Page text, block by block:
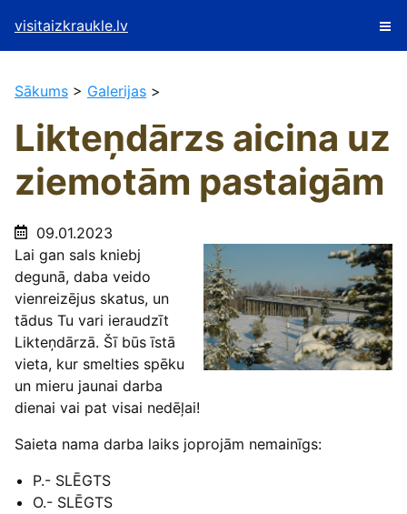
visitaizkraukle.lv
Sākums > Galerijas >
Likteņdārzs aicina uz
ziemotām pastaigām
09.01.2023
Lai gan sals kniebj
degunā, daba veido
vienreizējus skatus, un
tādus Tu vari ieraudzīt
Likteņdārzā. Šī būs īstā
vieta, kur smelties spēku
un mieru jaunai darba
dienai vai pat visai nedēļai!
Saieta nama darba laiks joprojām nemainīgs:
P.- SLĒGTS
O.- SLĒGTS